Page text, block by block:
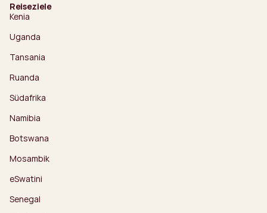
Reiseziele
Kenia
Uganda
Tansania
Ruanda
Südafrika
Namibia
Botswana
Mosambik
eSwatini
Senegal